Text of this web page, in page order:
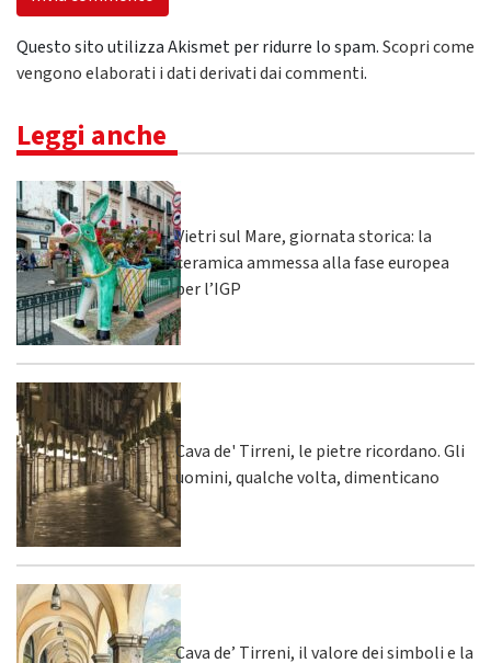
Questo sito utilizza Akismet per ridurre lo spam.Scopri come
vengono elaborati i dati derivati dai commenti.
Leggi anche
Vietri sul Mare, giornata storica: la
ceramica ammessa alla fase europea
per l’IGP
Cava de' Tirreni, le pietre ricordano. Gli
uomini, qualche volta, dimenticano
Cava de’ Tirreni, il valore dei simboli e la